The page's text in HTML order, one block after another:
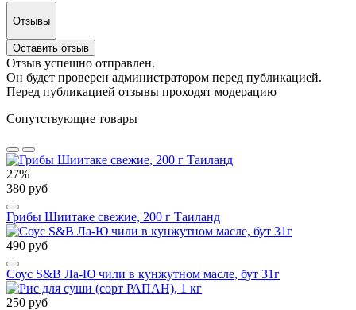
Отзывы
Оставить отзыв
Отзыв успешно отправлен.
Он будет проверен администратором перед публикацией.
Перед публикацией отзывы проходят модерацию
Сопутствующие товары
27%
380 руб
Грибы Шиитаке свежие, 200 г Таиланд
490 руб
Соус S&B Ла-Ю чили в кунжутном масле, бут 31г
250 руб